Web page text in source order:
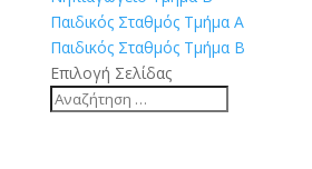
Παιδικός Σταθμός Τμήμα Α
Παιδικός Σταθμός Τμήμα Β
Επιλογή Σελίδας